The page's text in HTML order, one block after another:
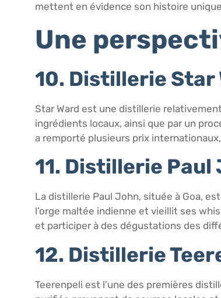
mettent en évidence son histoire
Une
10. Distillerie Star
Star Ward est une distillerie
ingrédients locaux, ainsi que par un
a remporté plusieurs prix
11. Distillerie Paul
La distillerie Paul John, située à Goa,
l’orge maltée indienne et vieillit ses
et participer à des dégustations des
12. Distillerie
Teerenpeli est l’une des premières